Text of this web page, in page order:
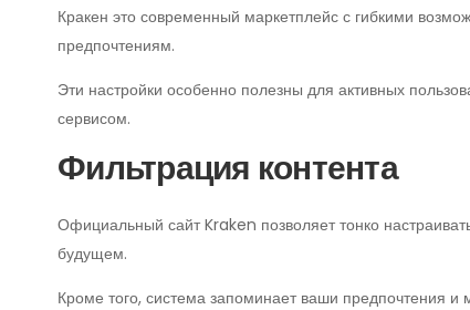
Кракен это современный маркетплейс с гибкими
предпочтениям.
Эти настройки особенно полезны для активных
сервисом.
Фильтрация контента
Официальный сайт Kraken позволяет тонко
будущем.
Кроме того, система запоминает ваши предпочтения